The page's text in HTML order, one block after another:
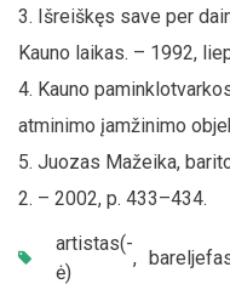
Išreiškęs save per
Kauno laikas. – 1992,
Kauno
atminimo įamžinimo
Juozas Mažeika,
2. – 2002, p. 433–434.
artistas(-
ė)
,